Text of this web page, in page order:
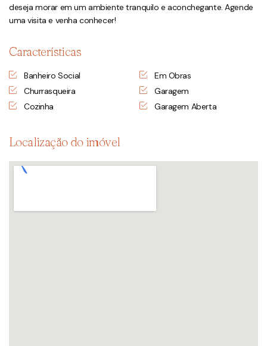
deseja morar em um ambiente tranquilo e aconchegante. Agende
uma visita e venha conhecer!
Características
Banheiro Social
Churrasqueira
Cozinha
Em Obras
Garagem
Garagem Aberta
Localização do imóvel